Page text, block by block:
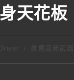
天花板